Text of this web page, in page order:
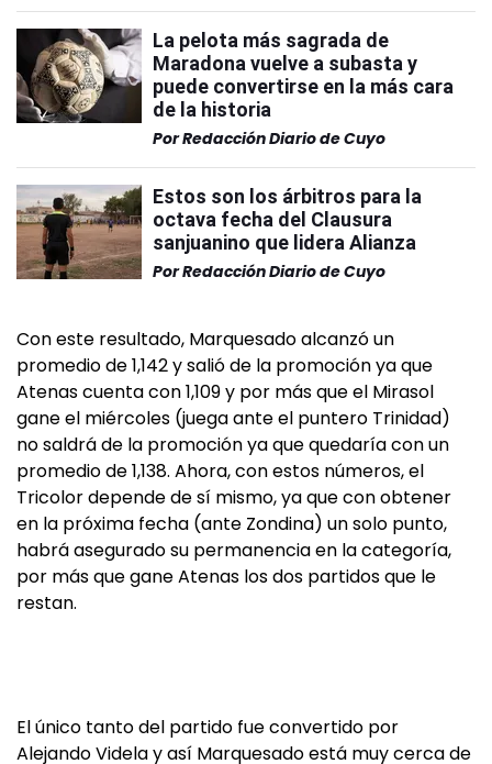
La pelota más sagrada de
Maradona vuelve a subasta y
puede convertirse en la más cara
de la historia
PorRedacción Diario de Cuyo
Estos son los árbitros para la
octava fecha del Clausura
sanjuanino que lidera Alianza
PorRedacción Diario de Cuyo
Con este resultado, Marquesado alcanzó un
promedio de 1,142 y salió de la promoción ya que
Atenas cuenta con 1,109 y por más que el Mirasol
gane el miércoles (juega ante el puntero Trinidad)
no saldrá de la promoción ya que quedaría con un
promedio de 1,138. Ahora, con estos números, el
Tricolor depende de sí mismo, ya que con obtener
en la próxima fecha (ante Zondina) un solo punto,
habrá asegurado su permanencia en la categoría,
por más que gane Atenas los dos partidos que le
restan.
El único tanto del partido fue convertido por
Alejando Videla y así Marquesado está muy cerca de